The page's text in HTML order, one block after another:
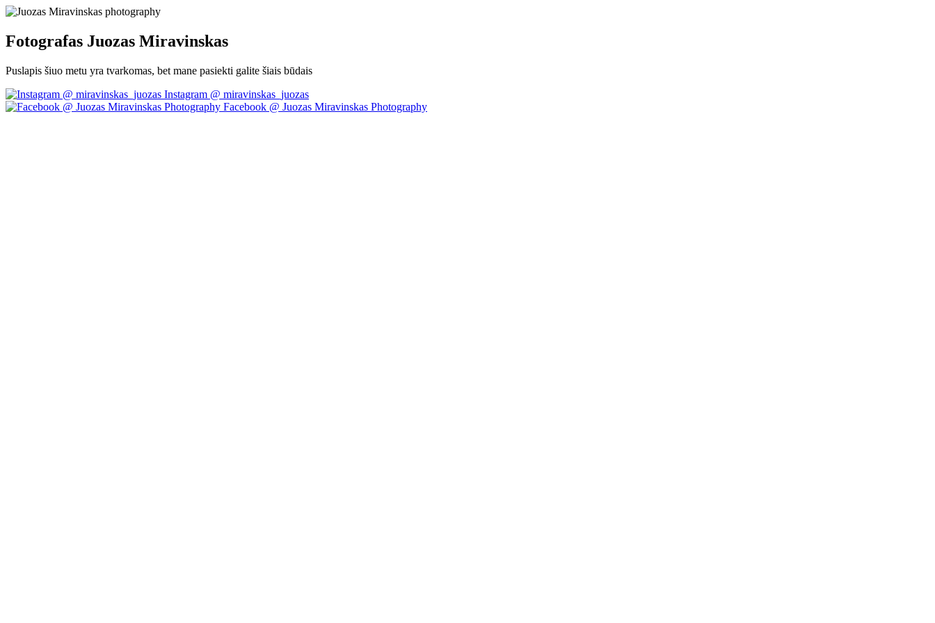
Fotografas Juozas Miravinskas
Puslapis šiuo metu yra tvarkomas, bet mane pasiekti galite šiais būdais
Instagram @ miravinskas_juozas
Facebook @ Juozas Miravinskas Photography